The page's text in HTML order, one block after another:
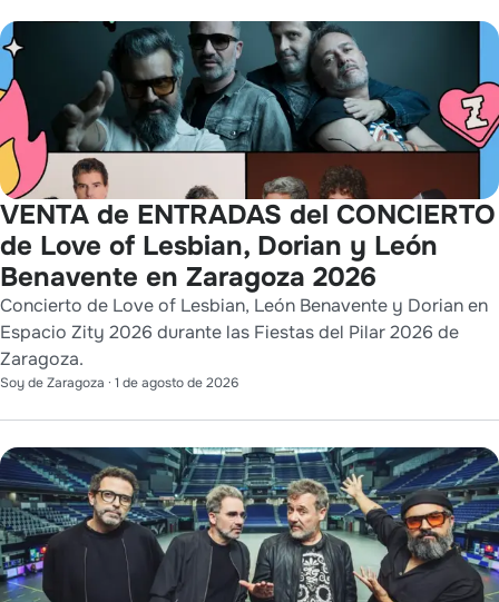
VENTA de ENTRADAS del CONCIERTO
de Love of Lesbian, Dorian y León
Benavente en Zaragoza 2026
Concierto de Love of Lesbian, León Benavente y Dorian en
Espacio Zity 2026 durante las Fiestas del Pilar 2026 de
Zaragoza.
Soy de Zaragoza · 1 de agosto de 2026